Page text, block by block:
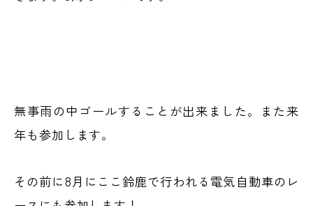
無事雨の中ゴールすることが出来ました。また来
年も参加します。
その前に8月にここ鈴鹿で行われる電気自動車のレ